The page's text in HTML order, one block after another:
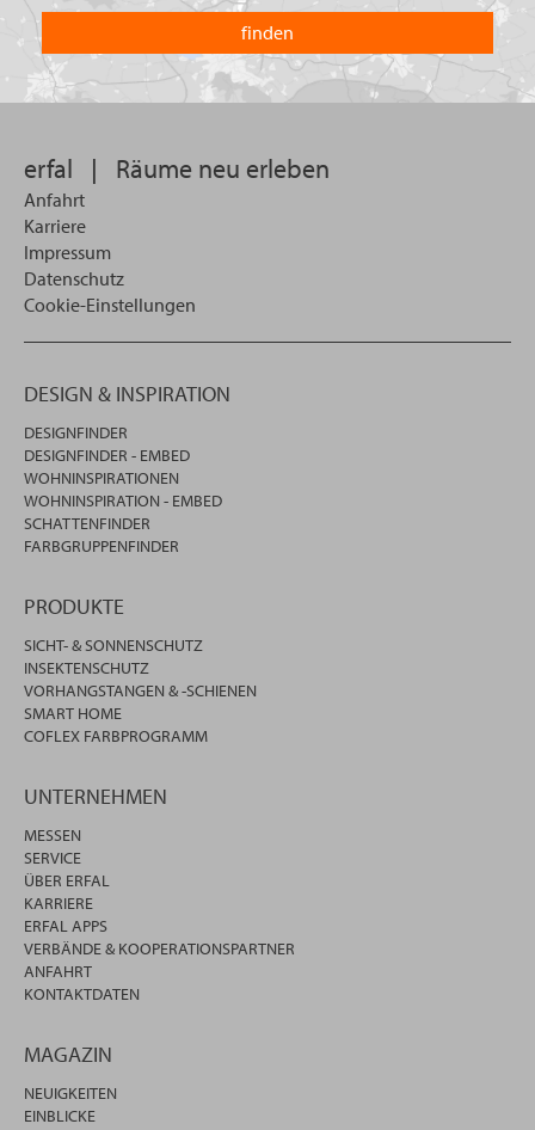
in
welchem
Land
Sie
suchen
erfal | Räume neu erleben
Anfahrt
Karriere
Impressum
Datenschutz
Cookie-Einstellungen
DESIGN & INSPIRATION
DESIGNFINDER
DESIGNFINDER - EMBED
WOHNINSPIRATIONEN
WOHNINSPIRATION - EMBED
SCHATTENFINDER
FARBGRUPPENFINDER
PRODUKTE
SICHT- & SONNENSCHUTZ
INSEKTENSCHUTZ
VORHANGSTANGEN & -SCHIENEN
SMART HOME
COFLEX FARBPROGRAMM
UNTERNEHMEN
MESSEN
SERVICE
ÜBER ERFAL
KARRIERE
ERFAL APPS
VERBÄNDE & KOOPERATIONSPARTNER
ANFAHRT
KONTAKTDATEN
MAGAZIN
NEUIGKEITEN
EINBLICKE